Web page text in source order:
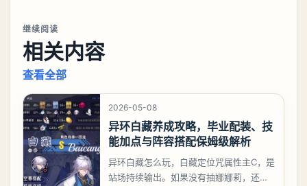
继续阅读
相关内容
查看全部
2026-05-08
异环白藏养成攻略，毕业配装、技
能加点与阵容搭配保姆级解析
异环白藏怎么玩，白藏定位咒属性主C，是
站场持续输出。如果没有抽娜娜莉，还没